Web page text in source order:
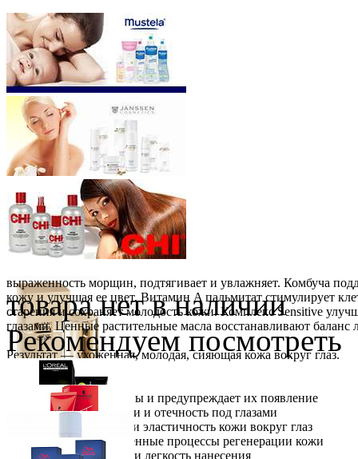
выраженность морщин, подтягивает и увлажняет. Комбуча
кожу и улучшая ее цвет. Витамин A пальмитат стимулирует
старения и сохраняет молодость кожи. Комплекс Sensitive
глазами. Ценные растительные масла восстанавливают
Результат — ухоженная, молодая, сияющая кожа вокруг глаз.
Tri-Care Eye Cream:
· Разглаживает морщины и предупреждает их появление
· Снимает темные круги и отечность под глазами
· Повышает упругость и эластичность кожи вокруг глаз
· Стимулирует естественные процессы регенерации кожи
· Обогащенный состав и легкость нанесения
товара нет в наличии
Рекомендуем посмотреть